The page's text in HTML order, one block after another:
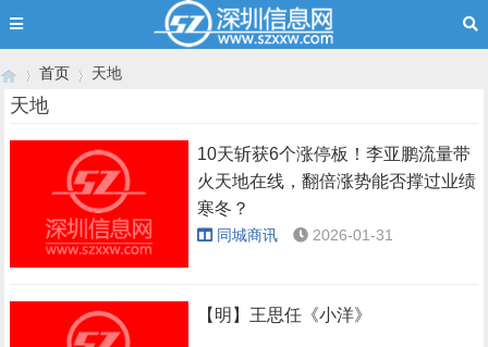
首页
›
天地
天地
10天斩获6个涨停板！李亚鹏流量带
火天地在线，翻倍涨势能否撑过业绩
寒冬？
同城商讯 2026-01-31
【明】王思任《小洋》